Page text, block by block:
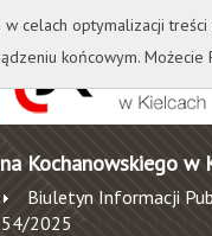
Kontakt Biblioteka
Kochanowskiego w
Biuletyn Informacji
2025
celach optymalizacji
końcowym.